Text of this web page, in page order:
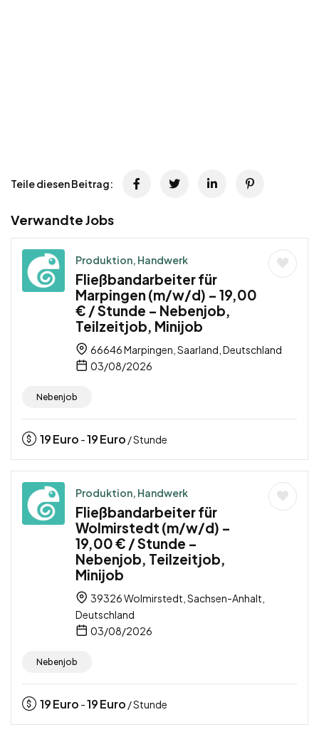
Teile diesen Beitrag:
Verwandte Jobs
Produktion, Handwerk
Fließbandarbeiter für
Marpingen (m/w/d) – 19,00
€ / Stunde – Nebenjob,
Teilzeitjob, Minijob
66646 Marpingen, Saarland, Deutschland
03/08/2026
Nebenjob
19Euro -19Euro / Stunde
Produktion, Handwerk
Fließbandarbeiter für
Wolmirstedt (m/w/d) –
19,00 € / Stunde –
Nebenjob, Teilzeitjob,
Minijob
39326 Wolmirstedt, Sachsen-Anhalt,
Deutschland
03/08/2026
Nebenjob
19Euro -19Euro / Stunde